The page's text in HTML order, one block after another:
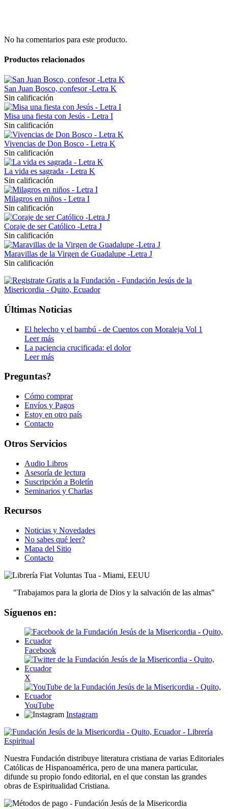
No ha comentarios para este producto.
Productos relacionados
San Juan Bosco, confesor -Letra K
Sin calificación
Misa una fiesta con Jesús - Letra I
Sin calificación
Vivencias de Don Bosco - Letra K
Sin calificación
La vida es sagrada - Letra K
Sin calificación
Milagros en niños - Letra I
Sin calificación
Coraje de ser Católico -Letra J
Sin calificación
Maravillas de la Virgen de Guadalupe -Letra J
Sin calificación
Últimas Noticias
El helecho y el bambú - de Cuentos con Moraleja Vol 1
Leer más
La paciencia crucificada: el dolor
Leer más
Preguntas?
Cómo comprar
Envíos y Pagos
Estoy en otro país
Contacto
Otros Servicios
Audio Libros
Asesoría de lectura
Suscripción a Boletín
Seminarios y Charlas
Recursos
Noticias y Novedades
No sabes qué leer?
Mapa del Sitio
Contacto
"Trabajamos para la gloria de Dios y la salvación de las almas"
Síguenos en:
Facebook
X
YouTube
Instagram
Nuestra Fundación distribuye literatura cristiana de varias Editoriales
Católicas de Hispanoamérica, pero de una manera particular,
difunde su propio fondo editorial, en el que constan las grandes
obras de Espiritualidad Cristiana.